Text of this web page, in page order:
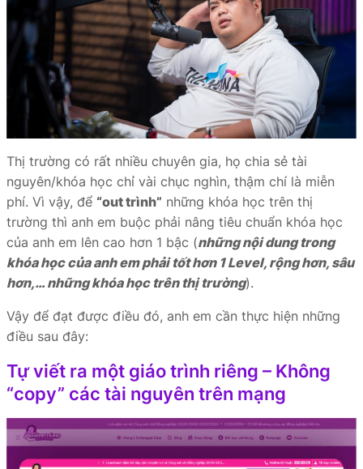
Thị trường có rất nhiều chuyên gia, họ chia sẻ tài
nguyên/khóa học chỉ vài chục nghìn, thậm chí là miễn
phí. Vì vậy, để “out trình” những khóa học trên thị
trường thì anh em buộc phải nâng tiêu chuẩn khóa học
của anh em lên cao hơn 1 bậc (những nội dung trong
khóa học của anh em phải tốt hơn 1 Level, rộng hơn, sâu
hơn,… những khóa học trên thị trường).
Vậy để đạt được điều đó, anh em cần thực hiện những
điều sau đây:
Tự viết ra một giáo trình riêng – Không
“copy” các tài nguyên trên mạng